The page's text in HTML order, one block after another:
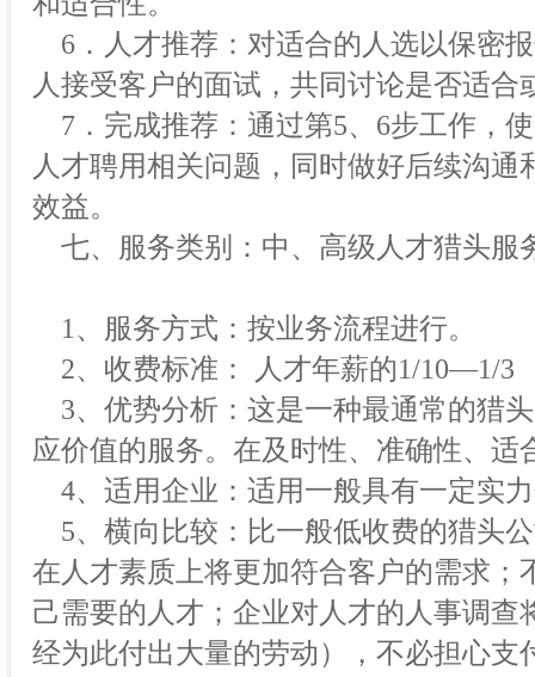
6．人才推荐：对适合的人选以保密
人接受客户的面试，共同讨论是否适
7．完成推荐：通过第5、6步工作，
人才聘用相关问题，同时做好后续沟
效益。
七、服务类别：中、高级人才猎头服
1、服务方式：按业务流程进行。
2、收费标准： 人才年薪的1/10—1/3
3、优势分析：这是一种最通常的猎
应价值的服务。在及时性、准确性、适
4、适用企业：适用一般具有一定实
5、横向比较：比一般低收费的猎头
在人才素质上将更加符合客户的需求
己需要的人才；企业对人才的人事调
经为此付出大量的劳动），不必担心